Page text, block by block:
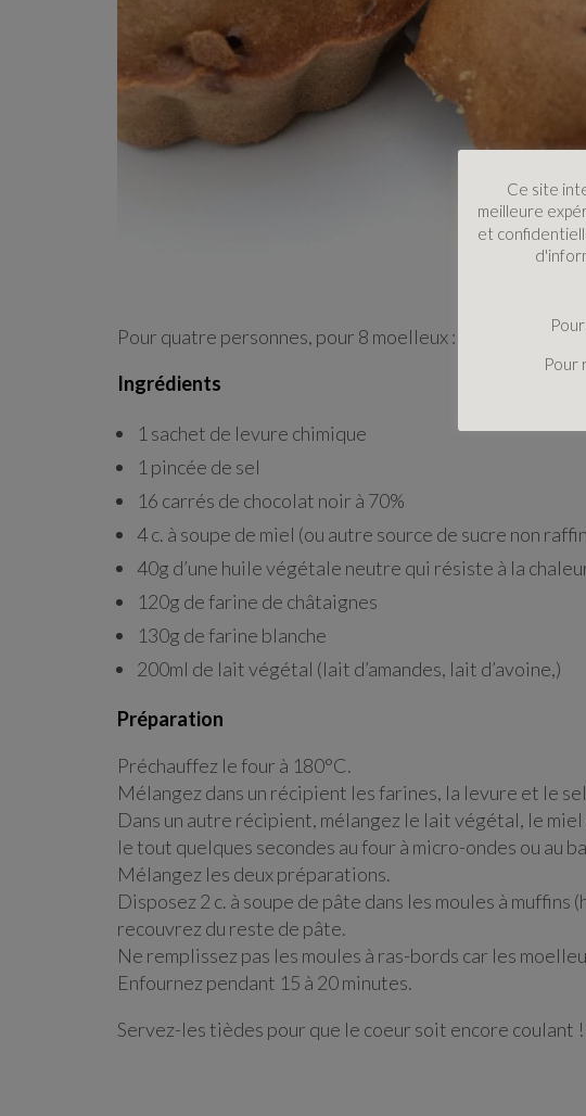
Pour quatre personnes, pour 8 moelleux :
Ingrédients
1 sachet de levure chimique
1 pincée de sel
16 carrés de chocolat noir à 70%
4 c. à soupe de miel (ou autre source de sucre non
40g d’une huile végétale neutre qui résiste à la
120g de farine de châtaignes
130g de farine blanche
200ml de lait végétal (lait d’amandes, lait d’avoine,)
Préparation
Préchauffez le four à 180°C.
Mélangez dans un récipient les farines, la levure et le
Dans un autre récipient, mélangez le lait végétal, le
le tout quelques secondes au four à micro-ondes ou au
Mélangez les deux préparations.
Disposez 2 c. à soupe de pâte dans les moules à
recouvrez du reste de pâte.
Ne remplissez pas les moules à ras-bords car les
Enfournez pendant 15 à 20 minutes.
Servez-les tièdes pour que le coeur soit encore coulant
Ce site
meilleure
et
Pour